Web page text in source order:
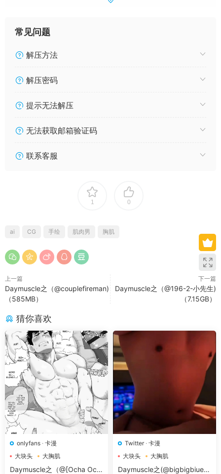
常见问题
解压方法
解压密码
提示无法解压
无法获取邮箱验证码
联系客服
1 0
ai CG 手绘 肌肉男 胸肌
上一篇
Daymuscle之（@couplefireman)
（585MB）
下一篇
Daymuscle之（@196-2-小先生)
（7.15GB）
猜你喜欢
onlyfans · 卡漫
大块头
大胸肌
大胸肌肉男
Daymuscle之（@[Ocha Och
Twitter· 卡漫
大块头
大胸肌
大胸肌肉男
Daymuscle之(@bigbigbiue-